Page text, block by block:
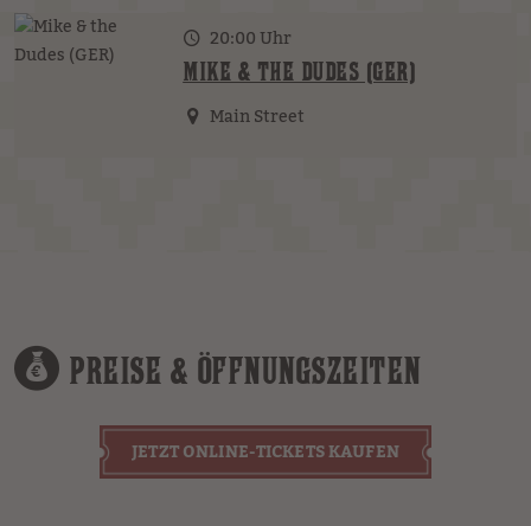
20:00 Uhr
MIKE & THE DUDES (GER)
Main Street
PREISE & ÖFFNUNGSZEITEN
JETZT ONLINE-TICKETS KAUFEN